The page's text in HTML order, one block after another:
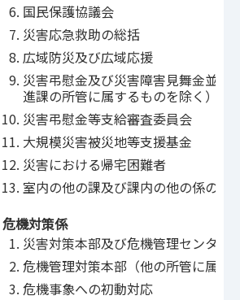
国民保護協議会
災害応急救助の総括
広域防災及び広域応援
災害弔慰金及び災害障害見舞金並び
進課の所管に属するものを除く）
災害弔慰金等支給審査委員会
大規模災害被災地等支援基金
災害における帰宅困難者
室内の他の課及び課内の他の係の所
危機対策係
災害対策本部及び危機管理センター
危機管理対策本部（他の所管に属す
危機事象への初動対応